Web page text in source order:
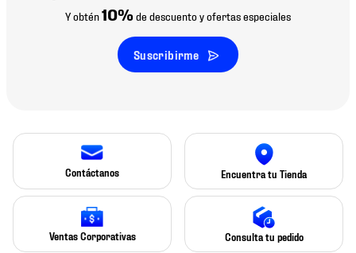
Y obtén10% de descuento y ofertas especiales
Suscribirme
Contáctanos Encuentra tu Tienda
Ventas Corporativas Consulta tu pedido